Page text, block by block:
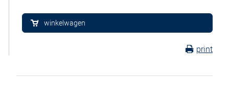
winkelwagen
print